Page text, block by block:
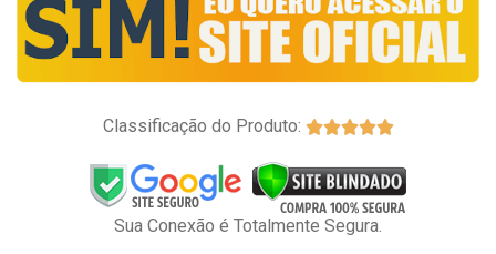
Classificação do Produto: 
Sua Conexão é Totalmente Segura.